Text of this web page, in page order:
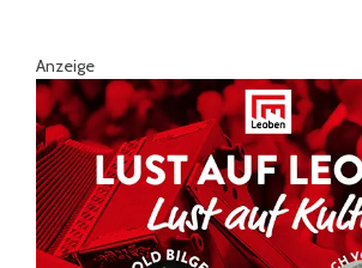
Anzeige